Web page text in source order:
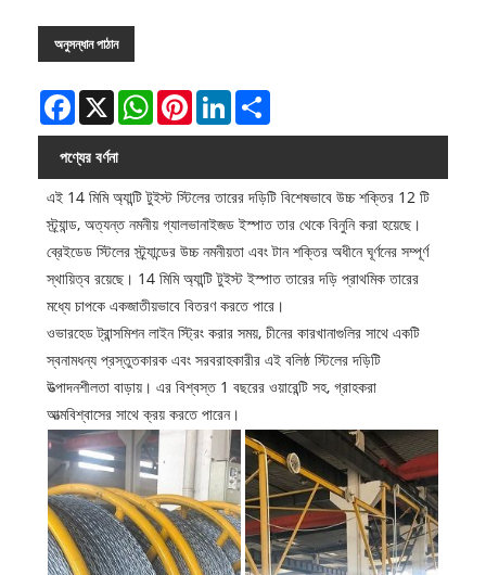
অনুসন্ধান পাঠান
Facebook
X WhatsAppPinterestLinkedIn
পণ্যের বর্ণনা
এই 14 মিমি অ্যান্টি টুইস্ট স্টিলের তারের দড়িটি বিশেষভাবে উচ্চ শক্তির 12 টি
স্ট্র্যান্ড, অত্যন্ত নমনীয় গ্যালভানাইজড ইস্পাত তার থেকে বিনুনি করা হয়েছে।
ব্রেইডেড স্টিলের স্ট্র্যান্ডের উচ্চ নমনীয়তা এবং টান শক্তির অধীনে ঘূর্ণনের সম্পূর্ণ
স্থায়িত্ব রয়েছে। 14 মিমি অ্যান্টি টুইস্ট ইস্পাত তারের দড়ি প্রাথমিক তারের
মধ্যে চাপকে একজাতীয়ভাবে বিতরণ করতে পারে।
ওভারহেড ট্রান্সমিশন লাইন স্ট্রিং করার সময়, চীনের কারখানাগুলির সাথে একটি
স্বনামধন্য প্রস্তুতকারক এবং সরবরাহকারীর এই বলিষ্ঠ স্টিলের দড়িটি
উত্পাদনশীলতা বাড়ায়। এর বিশ্বস্ত 1 বছরের ওয়ারেন্টি সহ, গ্রাহকরা
আত্মবিশ্বাসের সাথে ক্রয় করতে পারেন।